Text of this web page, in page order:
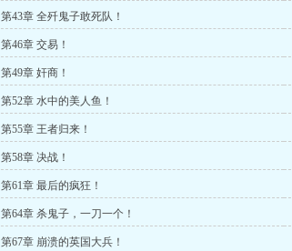
第43章 全歼鬼子敢死队！
第46章 交易！
第49章 奸商！
第52章 水中的美人鱼！
第55章 王者归来！
第58章 决战！
第61章 最后的疯狂！
第64章 杀鬼子，一刀一个！
第67章 崩溃的英国大兵！